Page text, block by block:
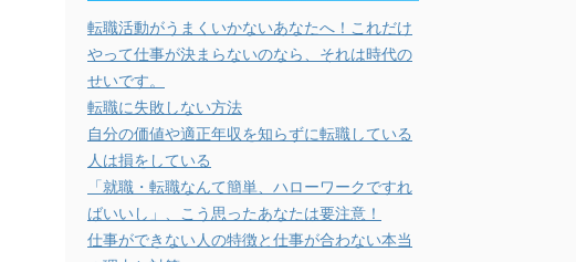
転職活動がうまくいかないあなたへ！これだけ
やって仕事が決まらないのなら、それは時代の
せいです。
転職に失敗しない方法
自分の価値や適正年収を知らずに転職している
人は損をしている
「就職・転職なんて簡単、ハローワークですれ
ばいいし」、こう思ったあなたは要注意！
仕事ができない人の特徴と仕事が合わない本当